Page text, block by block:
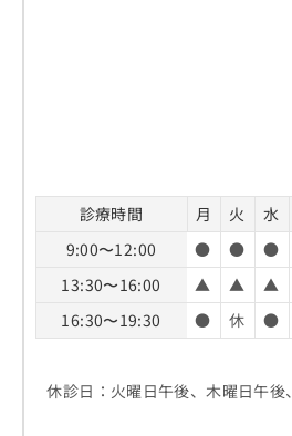
診療時間 月 火 水
9:00〜12:00
● ● ●
13:30〜16:00
▲ ▲ ▲
16:30〜19:30
● 休 ●
休診日：火曜日午後、木曜日午後